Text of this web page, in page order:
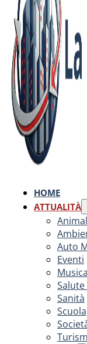
HOME
ATTUALITÀ
Auto
Eventi
Sanità
Scuola